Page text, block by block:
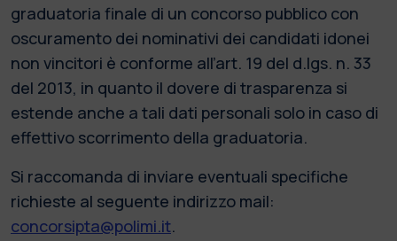
graduatoria finale di un concorso pubblico con
oscuramento dei nominativi dei candidati idonei
non vincitori è conforme all’art. 19 del d.lgs. n. 33
del 2013, in quanto il dovere di trasparenza si
estende anche a tali dati personali solo in caso di
effettivo scorrimento della graduatoria.
Si raccomanda di inviare eventuali specifiche
richieste al seguente indirizzo mail:
concorsipta@polimi.it.